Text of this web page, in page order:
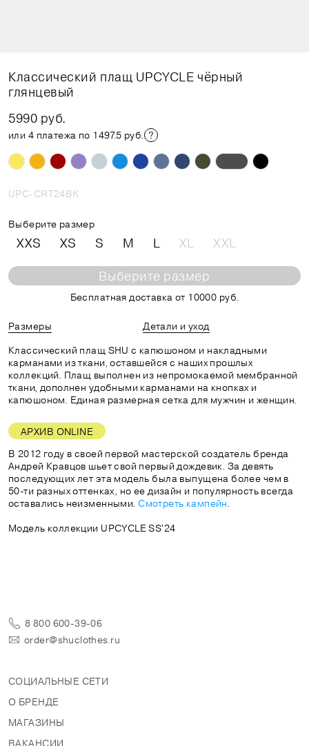
Классический плащ UPCYCLE чёрный
глянцевый
5990 руб.
или 4 платежа по 1497.5 руб.
UPC-CRT24BK
Выберите размер
XXS XS S M L XL XXL
Выберите размер
Бесплатная доставка от 10000 руб.
Размеры
Детали и уход
Классический плащ SHU с капюшоном и накладными
карманами из ткани, оставшейся с наших прошлых
коллекций. Плащ выполнен из непромокаемой мембранной
ткани, дополнен удобными карманами на кнопках и
капюшоном. Единая размерная сетка для мужчин и женщин.
АРХИВ ONLINE
В 2012 году в своей первой мастерской создатель бренда
Андрей Кравцов шьет свой первый дождевик. За девять
последующих лет эта модель была выпущена более чем в
50-ти разных оттенках, но ее дизайн и популярность всегда
оставались неизменными. Смотреть кампейн.
Модель коллекции UPCYCLE SS'24
8 800 600-39-06
order@shuclothes.ru
СОЦИАЛЬНЫЕ СЕТИ
О БРЕНДЕ
МАГАЗИНЫ
ВАКАНСИИ